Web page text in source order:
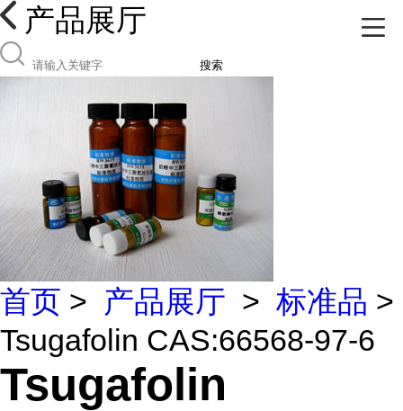
产品展厅
搜索
首页 > 产品展厅 > 标准品 >
Tsugafolin CAS:66568-97-6
Tsugafolin